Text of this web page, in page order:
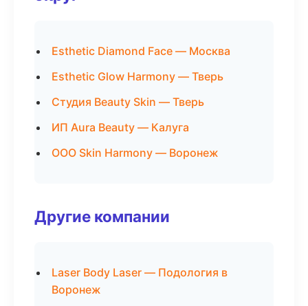
Esthetic Diamond Face — Москва
Esthetic Glow Harmony — Тверь
Студия Beauty Skin — Тверь
ИП Aura Beauty — Калуга
ООО Skin Harmony — Воронеж
Другие компании
Laser Body Laser — Подология в
Воронеж